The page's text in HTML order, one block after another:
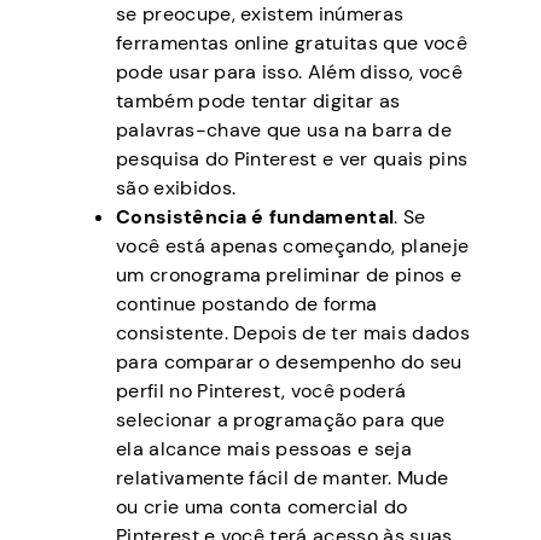
se preocupe, existem inúmeras
ferramentas online gratuitas que você
pode usar para isso. Além disso, você
também pode tentar digitar as
palavras-chave que usa na barra de
pesquisa do Pinterest e ver quais pins
são exibidos.
Consistência é fundamental. Se
você está apenas começando, planeje
um cronograma preliminar de pinos e
continue postando de forma
consistente. Depois de ter mais dados
para comparar o desempenho do seu
perfil no Pinterest, você poderá
selecionar a programação para que
ela alcance mais pessoas e seja
relativamente fácil de manter. Mude
ou crie uma conta comercial do